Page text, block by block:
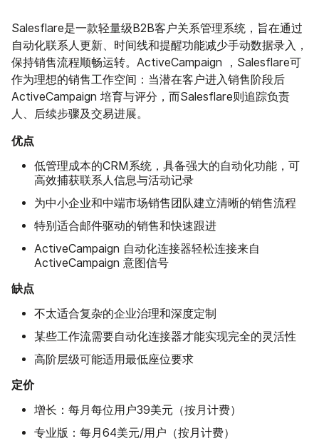
Salesflare是一款轻量级B2B客户关系管理系统，旨在通过
自动化联系人更新、时间线和提醒功能减少手动数据录入，
保持销售流程顺畅运转。ActiveCampaign ，Salesflare可
作为理想的销售工作空间：当潜在客户进入销售阶段后
ActiveCampaign 培育与评分，而Salesflare则追踪负责
人、后续步骤及交易进展。
优点
低管理成本的CRM系统，具备强大的自动化功能，可
高效捕获联系人信息与活动记录
为中小企业和中端市场销售团队建立清晰的销售流程
特别适合邮件驱动的销售和快速跟进
ActiveCampaign 自动化连接器轻松连接来自
ActiveCampaign 意图信号
缺点
不太适合复杂的企业治理和深度定制
某些工作流需要自动化连接器才能实现完全的灵活性
高阶层级可能适用最低座位要求
定价
增长：每月每位用户39美元（按月计费）
专业版：每月64美元/用户（按月计费）